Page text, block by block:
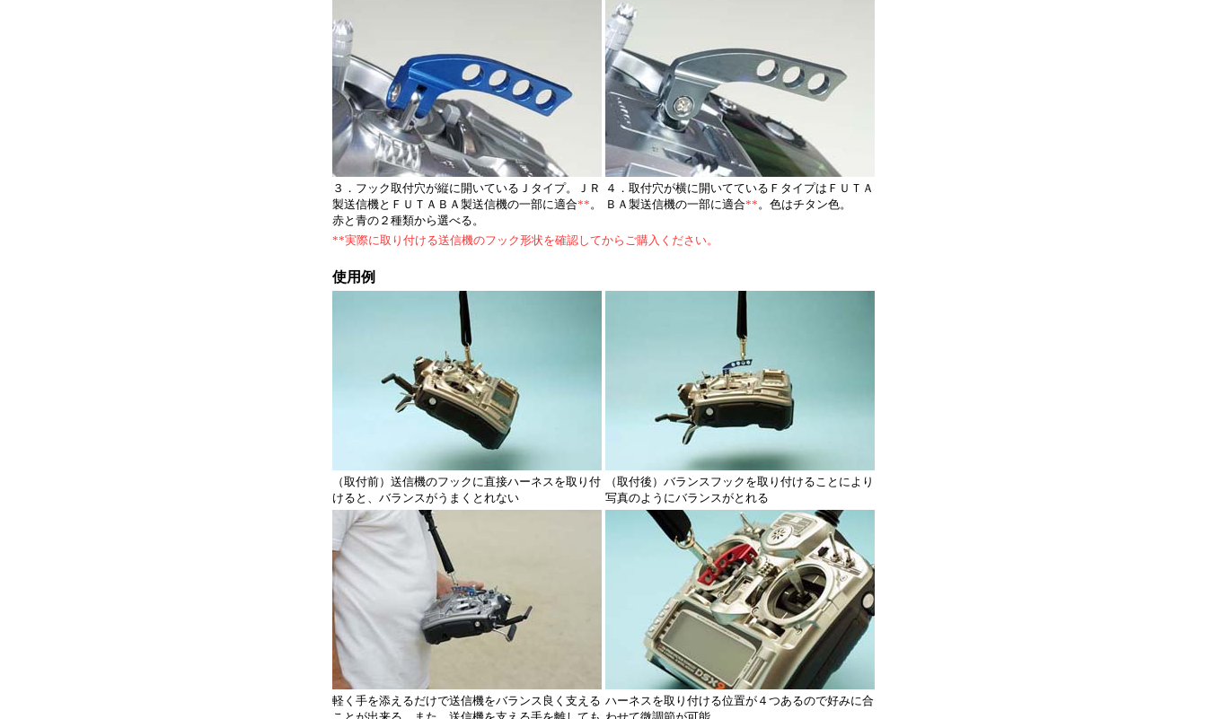
３．フック取付穴が縦に開いているＪタイプ。ＪＲ
製送信機とＦＵＴＡＢＡ製送信機の一部に適合**。
赤と青の２種類から選べる。
４．取付穴が横に開いてているＦタイプはＦＵＴＡ
ＢＡ製送信機の一部に適合**。色はチタン色。
**実際に取り付ける送信機のフック形状を確認してからご購入ください。
使用例
（取付前）送信機のフックに直接ハーネスを取り付
けると、バランスがうまくとれない
（取付後）バランスフックを取り付けることにより
写真のようにバランスがとれる
軽く手を添えるだけで送信機をバランス良く支える ハーネスを取り付ける位置が４つあるので好みに合